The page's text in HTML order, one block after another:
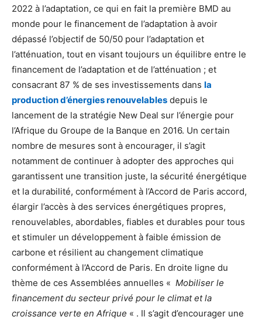
2022 à l’adaptation, ce qui en fait la première BMD au
monde pour le financement de l’adaptation à avoir
dépassé l’objectif de 50/50 pour l’adaptation et
l’atténuation, tout en visant toujours un équilibre entre le
financement de l’adaptation et de l’atténuation ; et
consacrant 87 % de ses investissements dans la
production d’énergies renouvelables depuis le
lancement de la stratégie New Deal sur l’énergie pour
l’Afrique du Groupe de la Banque en 2016. Un certain
nombre de mesures sont à encourager, il s’agit
notamment de continuer à adopter des approches qui
garantissent une transition juste, la sécurité énergétique
et la durabilité, conformément à l’Accord de Paris accord,
élargir l’accès à des services énergétiques propres,
renouvelables, abordables, fiables et durables pour tous
et stimuler un développement à faible émission de
carbone et résilient au changement climatique
conformément à l’Accord de Paris. En droite ligne du
thème de ces Assemblées annuelles « Mobiliser le
financement du secteur privé pour le climat et la
croissance verte en Afrique « . Il s’agit d’encourager une